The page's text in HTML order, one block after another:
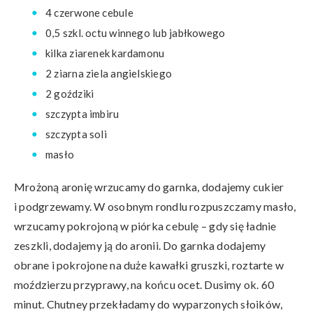
4 czerwone cebule
0,5 szkl. octu winnego lub jabłkowego
kilka ziarenek kardamonu
2 ziarna ziela angielskiego
2 goździki
szczypta imbiru
szczypta soli
masło
Mrożoną aronię wrzucamy do garnka, dodajemy cukier
i podgrzewamy. W osobnym rondlu rozpuszczamy masło,
wrzucamy pokrojoną w piórka cebulę – gdy się ładnie
zeszkli, dodajemy ją do aronii. Do garnka dodajemy
obrane i pokrojone na duże kawałki gruszki, roztarte w
moździerzu przyprawy, na końcu ocet. Dusimy ok. 60
minut. Chutney przekładamy do wyparzonych słoików,